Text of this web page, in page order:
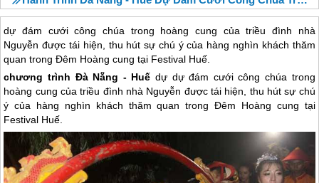
dự đám cưới công chúa trong hoàng cung của triều đình nhà
Nguyễn được tái hiện, thu hút sự chú ý của hàng nghìn khách thăm
quan trong Đêm Hoàng cung tại Festival Huế.
chương trình Đà Nẵng - Huế dự dự đám cưới công chúa trong
hoàng cung của triều đình nhà Nguyễn được tái hiện, thu hút sự chú
ý của hàng nghìn khách thăm quan trong Đêm Hoàng cung tại
Festival Huế.